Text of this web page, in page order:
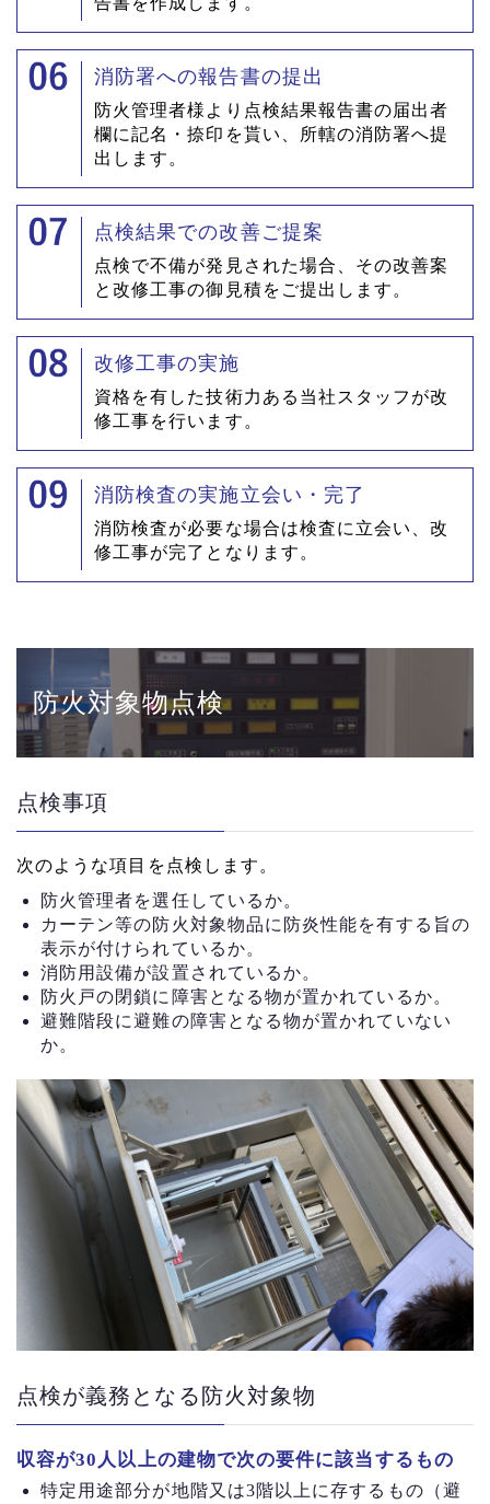
消防署への報告書の提出
防火管理者様より点検結果報告書の届出者
欄に記名・捺印を貰い、所轄の消防署へ提
出します。
点検結果での改善ご提案
点検で不備が発見された場合、その改善案
と改修工事の御見積をご提出します。
改修工事の実施
資格を有した技術力ある当社スタッフが改
修工事を行います。
消防検査の実施立会い・完了
消防検査が必要な場合は検査に立会い、改
修工事が完了となります。
防火対象物点検
点検事項
次のような項目を点検します。
防火管理者を選任しているか。
カーテン等の防火対象物品に防炎性能を有する旨の
表示が付けられているか。
消防用設備が設置されているか。
防火戸の閉鎖に障害となる物が置かれているか。
避難階段に避難の障害となる物が置かれていない
か。
点検が義務となる防火対象物
収容が30人以上の建物で次の要件に該当するもの
特定用途部分が地階又は3階以上に存するもの（避